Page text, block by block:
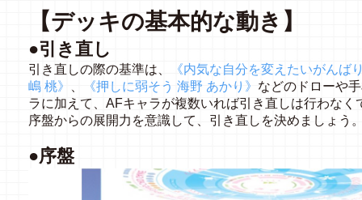
【デッキの基本的な動き】
●引き直し
引き直しの際の基準は、
《内気な自分を変えたいがんば
嶋 桃》
《押しに弱そう 海野 あかり》 などのドローや
ラに加えて、AFキャラが複数いれば引き直しは行わなく
序盤からの展開力を意識して、引き直しを決めましょう
●序盤